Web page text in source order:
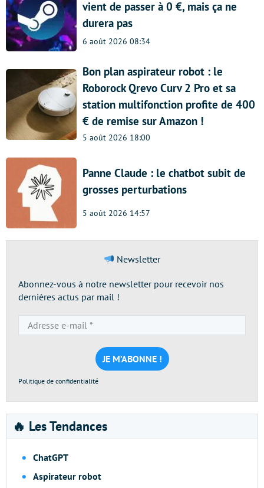
vient de passer à 0 €, mais ça ne
durera pas
6 août 2026 08:34
Bon plan aspirateur robot : le
Roborock Qrevo Curv 2 Pro et sa
station multifonction profite de 400
€ de remise sur Amazon !
5 août 2026 18:00
Panne Claude : le chatbot subit de
grosses perturbations
5 août 2026 14:57
Newsletter
Abonnez-vous à notre newsletter pour recevoir nos
dernières actus par mail !
e-
mail
*
Politique de confidentialité
🔥 Les Tendances
ChatGPT
Aspirateur robot